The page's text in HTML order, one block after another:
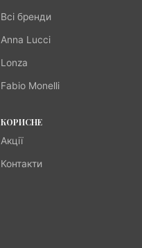
Всі бренди
Anna Lucci
Lonza
Fabio Monelli
КОРИСНЕ
Акції
Контакти